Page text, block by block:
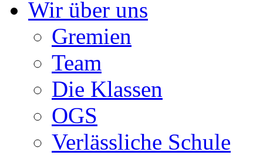
Wir über uns
Gremien
Team
Die Klassen
OGS
Verlässliche Schule